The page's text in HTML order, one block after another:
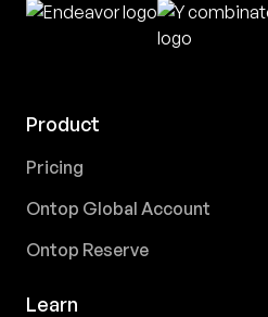
Product
Pricing
Ontop Global Account
Ontop Reserve
Learn